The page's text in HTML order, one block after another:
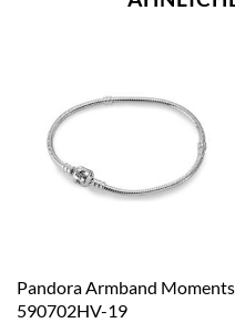
Pandora Armband Moments
590702HV-19